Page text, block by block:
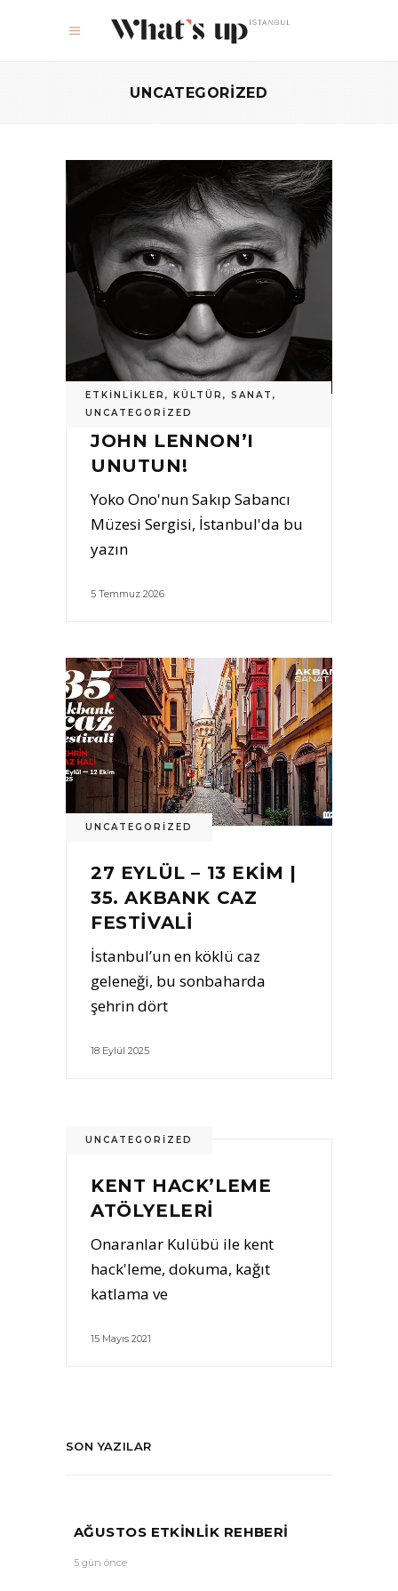
UNCATEGORIZED
ETKINLIKLER , KÜLTÜR , SANAT ,
UNCATEGORIZED
JOHN LENNON’I
UNUTUN!
Yoko Ono'nun Sakıp Sabancı
Müzesi Sergisi, İstanbul'da bu
yazın
5 Temmuz 2026
UNCATEGORIZED
27 EYLÜL – 13 EKİM |
35. AKBANK CAZ
FESTİVALİ
İstanbul’un en köklü caz
geleneği, bu sonbaharda
şehrin dört
18 Eylül 2025
UNCATEGORIZED
KENT HACK’LEME
ATÖLYELERI
Onaranlar Kulübü ile kent
hack'leme, dokuma, kağıt
katlama ve
15 Mayıs 2021
SON YAZILAR
AĞUSTOS ETKİNLİK REHBERİ
5 gün önce